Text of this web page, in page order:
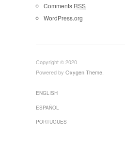
Comments RSS
WordPress.org
Copyright © 2020
Powered by Oxygen Theme.
ENGLISH
ESPAÑOL
PORTUGUÊS